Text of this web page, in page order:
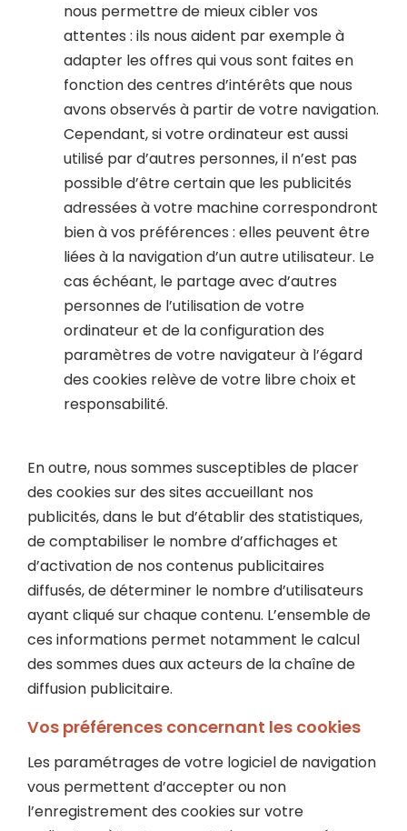
nous permettre de mieux cibler vos
attentes : ils nous aident par exemple à
adapter les offres qui vous sont faites en
fonction des centres d’intérêts que nous
avons observés à partir de votre navigation.
Cependant, si votre ordinateur est aussi
utilisé par d’autres personnes, il n’est pas
possible d’être certain que les publicités
adressées à votre machine correspondront
bien à vos préférences : elles peuvent être
liées à la navigation d’un autre utilisateur. Le
cas échéant, le partage avec d’autres
personnes de l’utilisation de votre
ordinateur et de la configuration des
paramètres de votre navigateur à l’égard
des cookies relève de votre libre choix et
responsabilité.
En outre, nous sommes susceptibles de placer
des cookies sur des sites accueillant nos
publicités, dans le but d’établir des statistiques,
de comptabiliser le nombre d’affichages et
d’activation de nos contenus publicitaires
diffusés, de déterminer le nombre d’utilisateurs
ayant cliqué sur chaque contenu. L’ensemble de
ces informations permet notamment le calcul
des sommes dues aux acteurs de la chaîne de
diffusion publicitaire.
Vos préférences concernant les cookies
Les paramétrages de votre logiciel de navigation
vous permettent d’accepter ou non
l’enregistrement des cookies sur votre